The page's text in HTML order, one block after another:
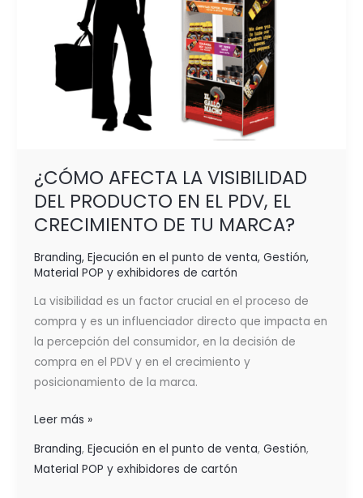
¿CÓMO AFECTA LA VISIBILIDAD
DEL PRODUCTO EN EL PDV, EL
CRECIMIENTO DE TU MARCA?
Branding, Ejecución en el punto de venta, Gestión,
Material POP y exhibidores de cartón
La visibilidad es un factor crucial en el proceso de
compra y es un influenciador directo que impacta en
la percepción del consumidor, en la decisión de
compra en el PDV y en el crecimiento y
posicionamiento de la marca.
CRECIMIENTO
MARCA?
Leer más »
Branding, Ejecución en el punto de venta, Gestión,
Material POP y exhibidores de cartón